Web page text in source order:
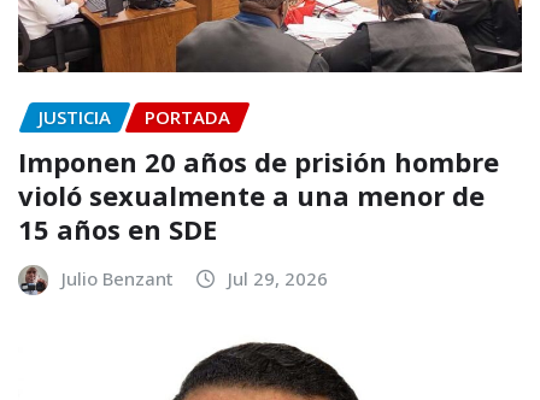
JUSTICIA PORTADA
Imponen 20 años de prisión hombre
violó sexualmente a una menor de
15 años en SDE
Julio Benzant Jul 29, 2026